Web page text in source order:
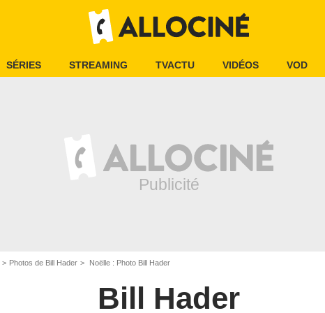
SÉRIES STREAMING TVACTU VIDÉOS VOD
Photos de Bill Hader Noëlle : Photo Bill Hader
Bill Hader